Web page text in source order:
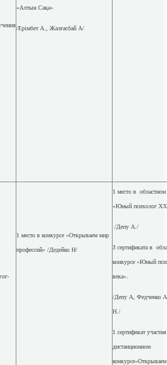
«Алтын Сақа»
/Ерімбет А., Жалғасбай А/
1 место в конкурсе «Открываем мир
профессий» /Дедейко Н/
1 место в областном
«Юный психолог
/Депу А./
3 сертификата в
конкурсе «Юный
века».
/Депу А, Федченко
Н./
1 сертификат
дистанционном